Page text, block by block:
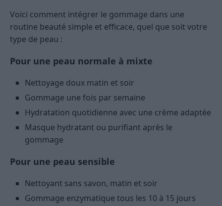
Voici comment intégrer le gommage dans une
routine beauté simple et efficace, quel que soit votre
type de peau :
Pour une peau normale à mixte
Nettoyage doux matin et soir
Gommage une fois par semaine
Hydratation quotidienne avec une crème adaptée
Masque hydratant ou purifiant après le
gommage
Pour une peau sensible
Nettoyant sans savon, matin et soir
Gommage enzymatique tous les 10 à 15 jours